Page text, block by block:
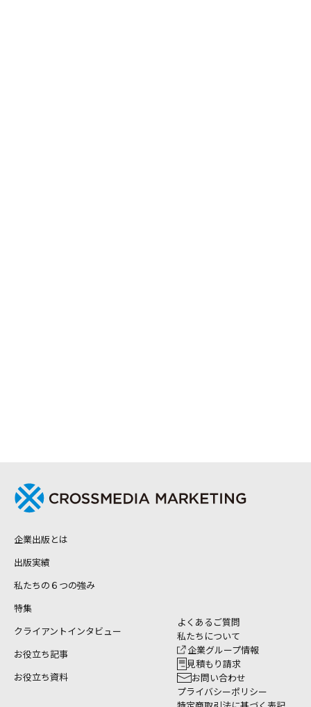
企業出版とは
出版実績
私たちの６つの強み
特集
クライアントインタビュー
お役立ち記事
お役立ち資料
よくあるご質問
私たちについて
企業グループ情報
見積もり請求
お問い合わせ
プライバシーポリシー